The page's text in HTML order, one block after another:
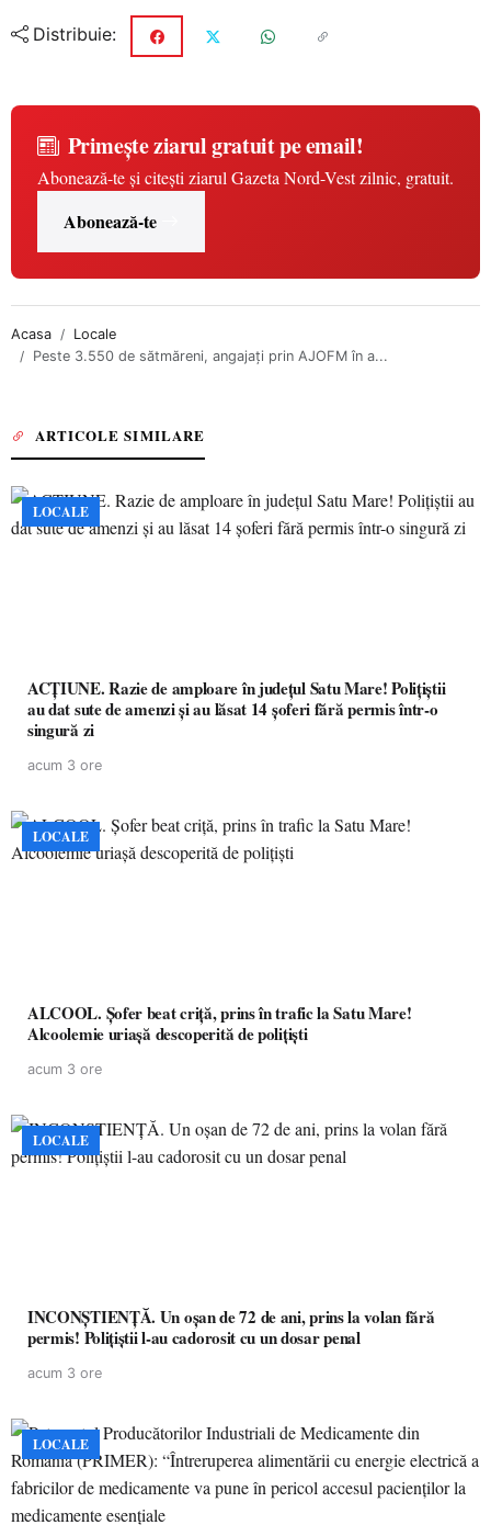
Distribuie:
Primește ziarul gratuit pe email!
Abonează-te și citești ziarul Gazeta Nord-Vest zilnic, gratuit.
Abonează-te
Acasa
Locale
Peste 3.550 de sătmăreni, angajați prin AJOFM în a...
ARTICOLE SIMILARE
LOCALE
ACȚIUNE. Razie de amploare în județul Satu Mare! Polițiștii
au dat sute de amenzi și au lăsat 14 șoferi fără permis într-o
singură zi
acum 3 ore
LOCALE
ALCOOL. Șofer beat criță, prins în trafic la Satu Mare!
Alcoolemie uriașă descoperită de polițiști
acum 3 ore
LOCALE
INCONȘTIENȚĂ. Un oșan de 72 de ani, prins la volan fără
permis! Polițiștii l-au cadorosit cu un dosar penal
acum 3 ore
LOCALE